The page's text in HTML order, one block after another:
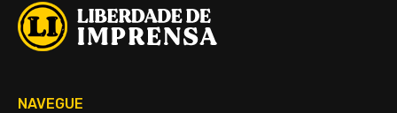
NAVEGUE